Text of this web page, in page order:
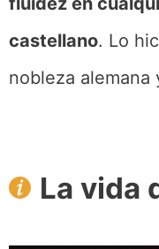
castellano. Lo
nobleza alemana
La vida